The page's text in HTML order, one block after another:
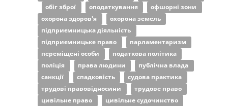
обіг зброї
оподаткування
офшорні зони
охорона здоров'я
охорона земель
підприємницька діяльність
підприємницьке право
парламентаризм
переміщені особи
податкова політика
поліція
права людини
публічна влада
санкції
спадковість
судова практика
трудові правовідносини
трудове право
цивільне право
цивільне судочинство